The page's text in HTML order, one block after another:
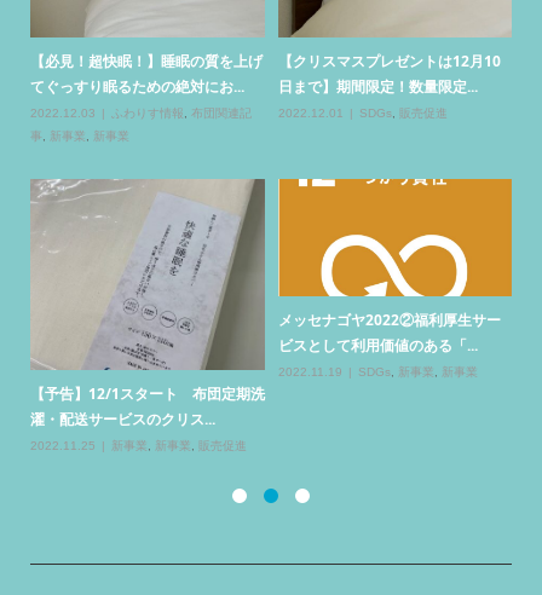
【必見！超快眠！】睡眠の質を上げ
てぐっすり眠るための絶対にお...
2022.12.03 ふわりす情報, 布団関連記
事, 新事業 , 新事業
【クリスマスプレゼントは12月10
日まで】期間限定！数量限定...
2022.12.01 SDGs, 販売促進
【予告】12/1スタート 布団定期洗
濯・配送サービスのクリス...
2022.11.25 新事業 新事業 販売促進
メッセナゴヤ2022②福利厚生サー
ビスとして利用価値のある「...
2022.11.19 SDGs, 新事業 新事業